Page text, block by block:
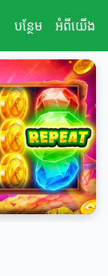
បន្ថែម អំពីយើង